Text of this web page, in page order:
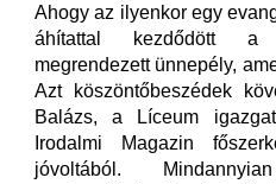
Ahogy az ilyenkor egy
áhítattal kezdődött a
megrendezett ünnepély,
Azt köszöntőbeszédek
Balázs, a Líceum
Irodalmi Magazin
jóvoltából.